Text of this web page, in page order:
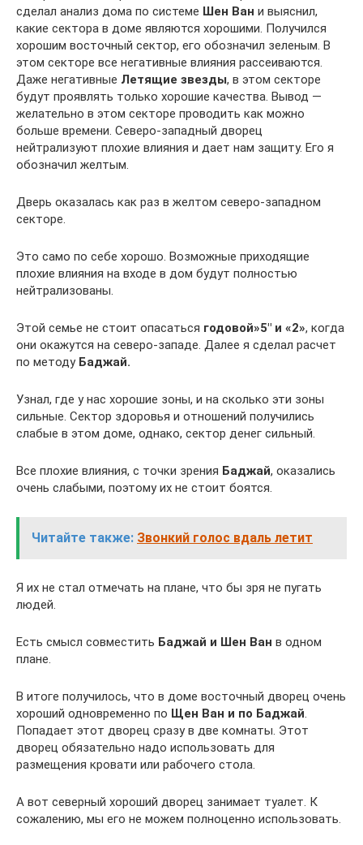
сделал анализ дома по системе Шен Ван и выяснил,
какие сектора в доме являются хорошими. Получился
хорошим восточный сектор, его обозначил зеленым. В
этом секторе все негативные влияния рассеиваются.
Даже негативные Летящие звезды, в этом секторе
будут проявлять только хорошие качества. Вывод —
желательно в этом секторе проводить как можно
больше времени. Северо-западный дворец
нейтрализуют плохие влияния и дает нам защиту. Его я
обозначил желтым.
Дверь оказалась как раз в желтом северо-западном
секторе.
Это само по себе хорошо. Возможные приходящие
плохие влияния на входе в дом будут полностью
нейтрализованы.
Этой семье не стоит опасаться годовой»5″ и «2», когда
они окажутся на северо-западе. Далее я сделал расчет
по методу Баджай.
Узнал, где у нас хорошие зоны, и на сколько эти зоны
сильные. Сектор здоровья и отношений получились
слабые в этом доме, однако, сектор денег сильный.
Все плохие влияния, с точки зрения Баджай, оказались
очень слабыми, поэтому их не стоит боятся.
Читайте также: Звонкий голос вдаль летит
Я их не стал отмечать на плане, что бы зря не пугать
людей.
Есть смысл совместить Баджай и Шен Ван в одном
плане.
В итоге получилось, что в доме восточный дворец очень
хороший одновременно по Щен Ван и по Баджай.
Попадает этот дворец сразу в две комнаты. Этот
дворец обязательно надо использовать для
размещения кровати или рабочего стола.
А вот северный хороший дворец занимает туалет. К
сожалению, мы его не можем полноценно использовать.